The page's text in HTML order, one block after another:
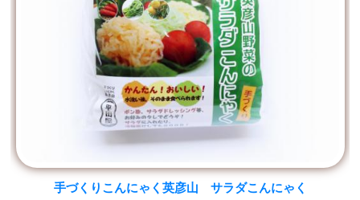
手づくりこんにゃく英彦山 サラダこんにゃく